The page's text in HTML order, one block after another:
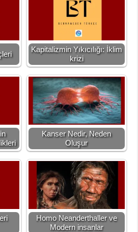
Kapitalizmin Yıkıcılığı: İklim
krizi
Kanser Nedir, Neden
Oluşur
Homo Neanderthaller ve
Modern insanlar